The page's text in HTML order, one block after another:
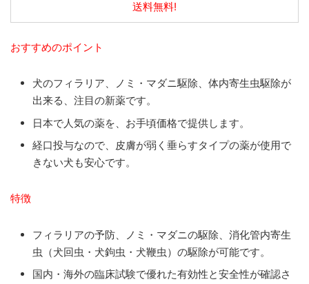
送料無料!
おすすめのポイント
犬のフィラリア、ノミ・マダニ駆除、体内寄生虫駆除が
出来る、注目の新薬です。
日本で人気の薬を、お手頃価格で提供します。
経口投与なので、皮膚が弱く垂らすタイプの薬が使用で
きない犬も安心です。
特徴
フィラリアの予防、ノミ・マダニの駆除、消化管内寄生
虫（犬回虫・犬鉤虫・犬鞭虫）の駆除が可能です。
国内・海外の臨床試験で優れた有効性と安全性が確認さ